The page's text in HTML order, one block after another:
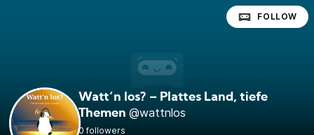
Watt’n los? – Plattes Land, tiefe
Themen @wattnlos
0 followers
FOLLOW